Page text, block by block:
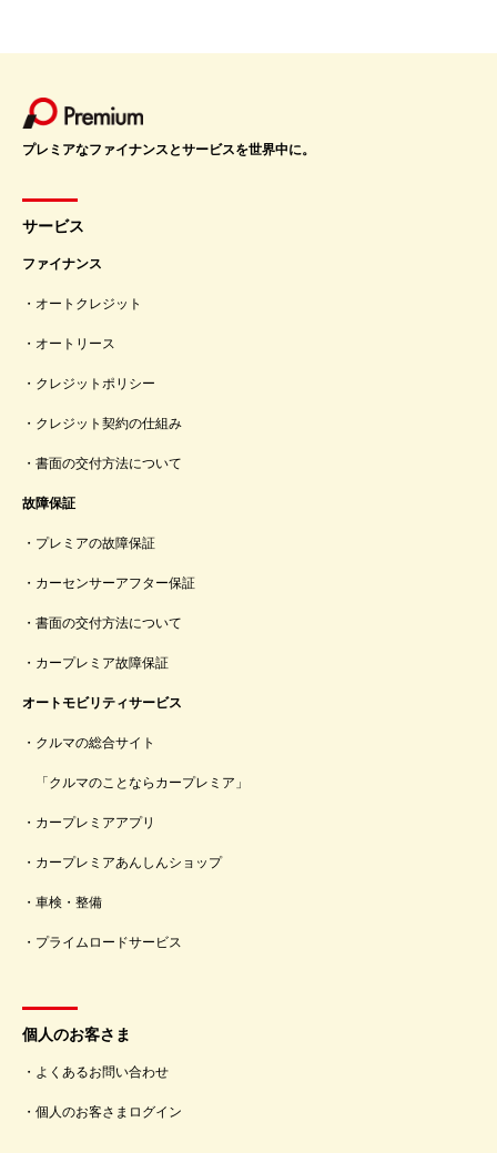
プレミアなファイナンスとサービスを世界中に。
サービス
ファイナンス
オートクレジット
オートリース
クレジットポリシー
クレジット契約の仕組み
書面の交付方法について
故障保証
プレミアの故障保証
カーセンサーアフター保証
書面の交付方法について
カープレミア故障保証
オートモビリティサービス
クルマの総合サイト
「クルマのことならカープレミア」
カープレミアアプリ
カープレミアあんしんショップ
車検・整備
プライムロードサービス
個人のお客さま
よくあるお問い合わせ
個人のお客さまログイン